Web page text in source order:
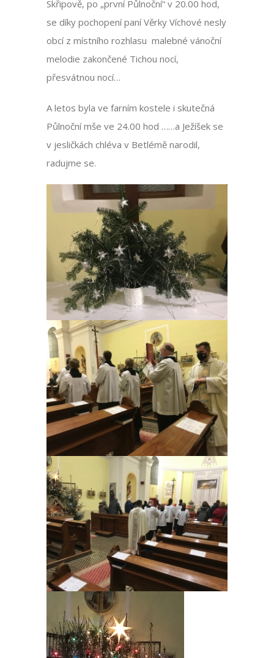
Skřipově, po „první Půlnoční“ v 20.00 hod,
se díky pochopení paní Věrky Víchové nesly
obcí z místního rozhlasu malebné vánoční
melodie zakončené Tichou nocí,
přesvátnou nocí…
A letos byla ve farním kostele i skutečná
Půlnoční mše ve 24.00 hod ……a Ježíšek se
v jesličkách chléva v Betlémě narodil,
radujme se.